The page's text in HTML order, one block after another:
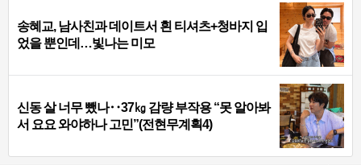
송혜교, 남사친과 데이트서 흰 티셔츠+청바지 입
었을 뿐인데…빛나는 미모
신동 살 너무 뺐나‥37㎏ 감량 부작용 “못 알아봐
서 요요 와야하나 고민”(전현무계획4)